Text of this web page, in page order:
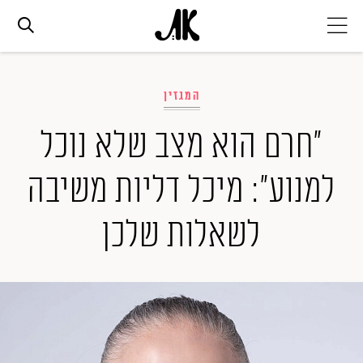
אופנה
ביוטי
סלבס
ערוצים נוספים
המגזין
המגזין
"חרם הוא מצב שלא נוכל
למנוע": מיכל דליות משיבה
לשאלות שלכן